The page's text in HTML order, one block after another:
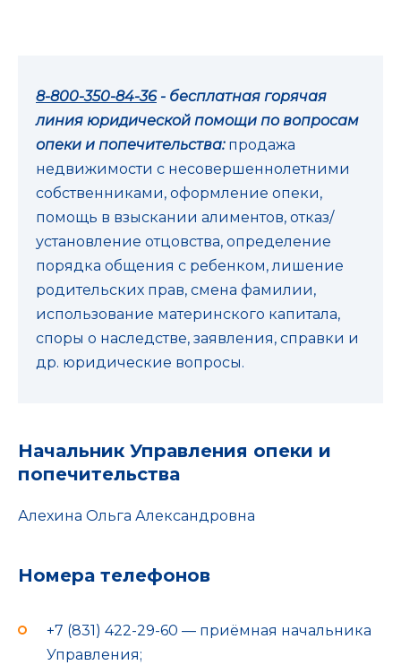
8-800-350-84-36- бесплатная горячая
линия юридической помощи по вопросам
опеки и попечительства: продажа
недвижимости с несовершеннолетними
собственниками, оформление опеки,
помощь в взыскании алиментов, отказ/
установление отцовства, определение
порядка общения с ребенком, лишение
родительских прав, смена фамилии,
использование материнского капитала,
споры о наследстве, заявления, справки и
др. юридические вопросы.
Начальник Управления опеки и
попечительства
Алехина Ольга Александровна
Номера телефонов
+7 (831) 422-29-60 — приёмная начальника
Управления;